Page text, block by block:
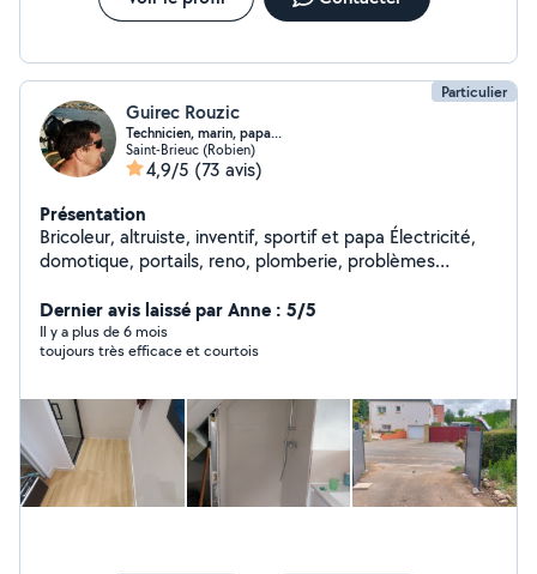
Particulier
Guirec Rouzic
Technicien, marin, papa...
Saint-Brieuc (Robien)
4,9/5 (73 avis)
Présentation
Bricoleur, altruiste, inventif, sportif et papa Électricité,
domotique, portails, reno, plomberie, problèmes
Dernier avis laissé par Anne : 5/5
Il y a plus de 6 mois
toujours très efficace et courtois